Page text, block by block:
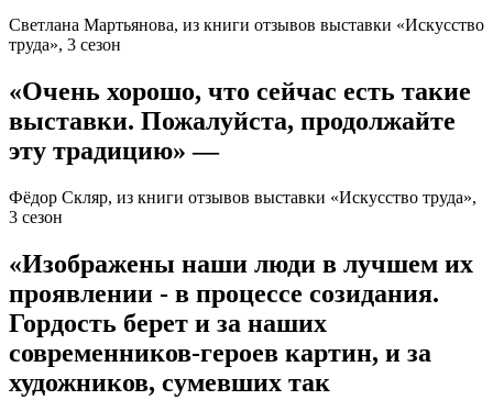
Светлана Мартьянова, из книги отзывов выставки «Искусство
труда», 3 сезон
«Очень хорошо, что сейчас есть такие
выставки. Пожалуйста, продолжайте
эту традицию» —
Фёдор Скляр, из книги отзывов выставки «Искусство труда»,
3 сезон
«Изображены наши люди в лучшем их
проявлении - в процессе созидания.
Гордость берет и за наших
современников-героев картин, и за
художников, сумевших так